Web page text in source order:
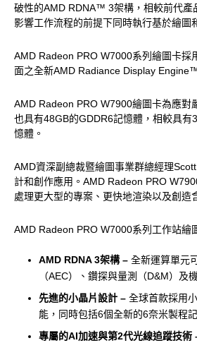
破性的AMD RDNA™ 3架構，相較前代產
影響工作流程的前提下同時執行基於繪圖
AMD Radeon PRO W7000系列繪圖卡
面之全新AMD Radiance Display
AMD Radeon PRO W7900繪圖卡為應
也具有48GB的GDDR6記憶體，相較具
憶體。
AMD資深副總裁暨繪圖事業群總經理
計和創作應用。AMD Radeon PRO
處理更大型的專案、更快地渲染以及創造
AMD Radeon PRO W7000系列工作站繪
AMD RDNA 3架構 – 全新運算單元
（AEC）、鑽探與量測（D&M）及
先進的小晶片設計 – 全球首款採用
能，同時包括6個全新的6奈米製程
專屬的AI加速與第2代光線追蹤技術